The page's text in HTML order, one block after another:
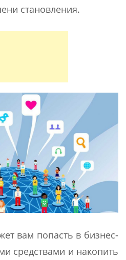
становления.
вам попасть в бизнес-
средствами и накопить